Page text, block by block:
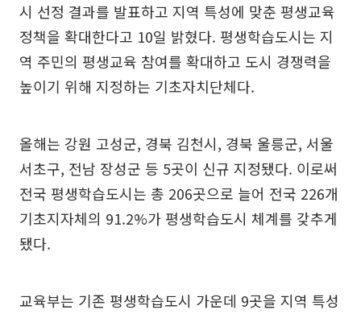
시 선정 결과를 발표하고 지역 특성에 맞춘 평생교육
정책을 확대한다고 10일 밝혔다. 평생학습도시는 지
역 주민의 평생교육 참여를 확대하고 도시 경쟁력을
높이기 위해 지정하는 기초자치단체다.
올해는 강원 고성군, 경북 김천시, 경북 울릉군, 서울
서초구, 전남 장성군 등 5곳이 신규 지정됐다. 이로써
전국 평생학습도시는 총 206곳으로 늘어 전국 226개
기초지자체의 91.2%가 평생학습도시 체계를 갖추게
됐다.
교육부는 기존 평생학습도시 가운데 9곳을 지역 특성